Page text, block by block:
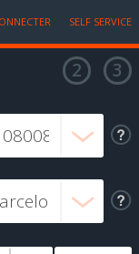
SELF SERVICE